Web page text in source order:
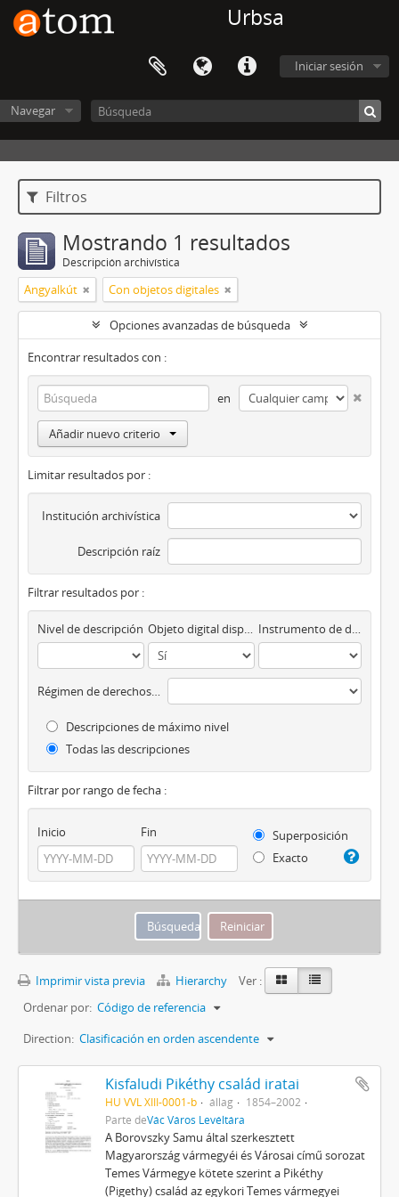
Urbsa
Iniciar sesión
Navegar
Filtros
Mostrando 1 resultados
Descripción archivística
Angyalkút Con objetos digitales
Opciones avanzadas de búsqueda
Encontrar resultados con :
en
Añadir nuevo criterio
Limitar resultados por :
Institución archivística
Descripción raíz
Filtrar resultados por :
Nivel de descripción Objeto digital disponibles Instrumento de descripción
Régimen de derechos de autor
Descripciones de máximo nivel
Todas las descripciones
Filtrar por rango de fecha :
Inicio Fin
Superposición
Exacto
Imprimir vista previa Hierarchy
Ver :
Ordenar por: Código de referencia
Direction: Clasificación en orden ascendente
Kisfaludi Pikéthy család iratai
HU VVL XIII-0001-b állag
1854–2002
Parte deVác Város Levéltára
A Borovszky Samu által szerkesztett
Magyarország vármegyéi és Városai című sorozat
Temes Vármegye kötete szerint a Pikéthy
(Pigethy) család az egykori Temes vármegyei